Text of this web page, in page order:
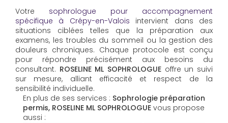
Votre sophrologue pour accompagnement
spécifique à Crépy-en-Valois intervient dans des
situations ciblées telles que la préparation aux
examens, les troubles du sommeil ou la gestion des
douleurs chroniques. Chaque protocole est conçu
pour répondre précisément aux besoins du
consultant. ROSELINE ML SOPHROLOGUE offre un suivi
sur mesure, alliant efficacité et respect de la
sensibilité individuelle.
En plus de ses services : Sophrologie préparation
permis, ROSELINE ML SOPHROLOGUE vous propose
aussi :